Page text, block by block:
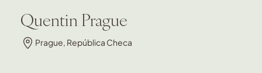
Quentin Prague
Prague, República Checa